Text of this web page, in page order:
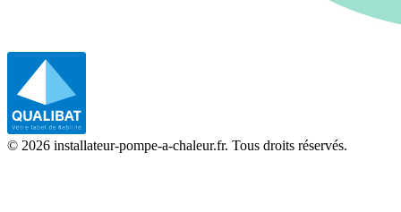
© 2026 installateur-pompe-a-chaleur.fr. Tous droits réservés.